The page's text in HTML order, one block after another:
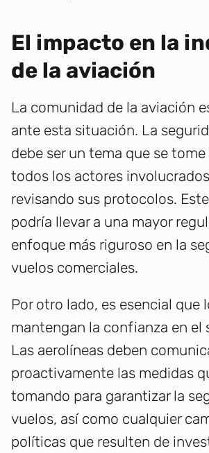
El impacto en la
de la aviación
La comunidad de la aviación
ante esta situación. La
debe ser un tema que se tome
todos los actores
revisando sus protocolos.
podría llevar a una mayor
enfoque más riguroso en la
vuelos comerciales.
Por otro lado, es esencial que
mantengan la confianza en el
Las aerolíneas deben
proactivamente las medidas
tomando para garantizar la
vuelos, así como cualquier
políticas que resulten de